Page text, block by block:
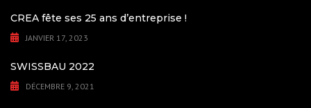
CREA fête ses 25 ans d’entreprise !
JANVIER 17, 2023
SWISSBAU 2022
DÉCEMBRE 9, 2021